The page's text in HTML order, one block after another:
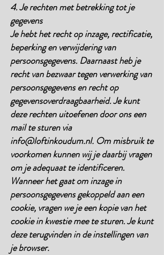
4. Je rechten met betrekking tot je
gegevens
Je hebt het recht op inzage, rectificatie,
beperking en verwijdering van
persoonsgegevens. Daarnaast heb je
recht van bezwaar tegen verwerking van
persoonsgegevens en recht op
gegevensoverdraagbaarheid. Je kunt
deze rechten uitoefenen door ons een
mail te sturen via
info@loftinkoudum.nl. Om misbruik te
voorkomen kunnen wij je daarbij vragen
om je adequaat te identificeren.
Wanneer het gaat om inzage in
persoonsgegevens gekoppeld aan een
cookie, vragen we je een kopie van het
cookie in kwestie mee te sturen. Je kunt
deze terugvinden in de instellingen van
je browser.